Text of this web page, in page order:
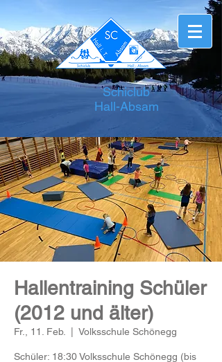
Schiclub
Hall-Absam
Hallentraining Schüler
(2012 und älter)
Fr., 11. Feb. Volksschule Schönegg
Schüler: 18:30 Volksschule Schönegg (bis